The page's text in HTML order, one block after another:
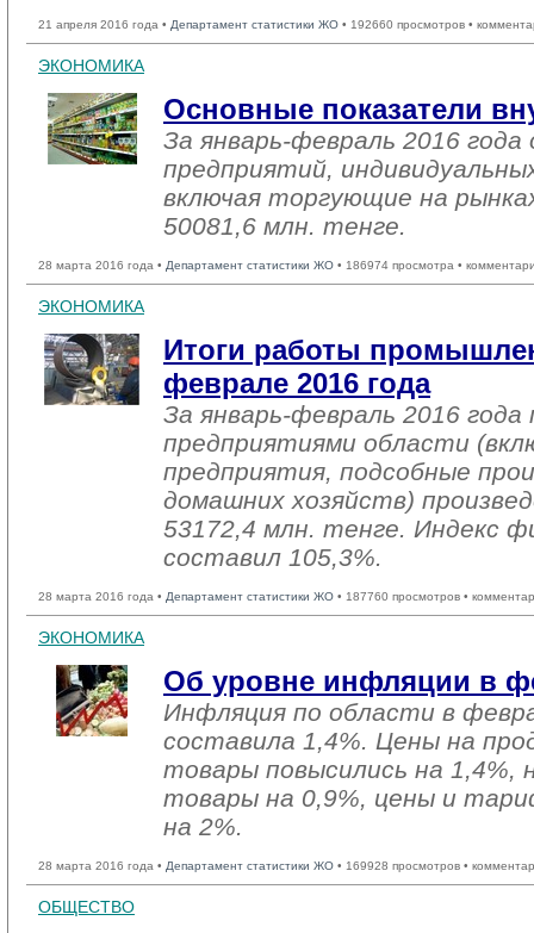
21 апреля 2016 года • Департамент статистики ЖО • 192660 просмотров •
ЭКОНОМИКА
Основные показатели
За январь-февраль 2016
предприятий,
включая торгующие на
50081,6 млн. тенге.
28 марта 2016 года • Департамент статистики ЖО • 186974 просмотра •
ЭКОНОМИКА
Итоги работы
феврале 2016 года
За январь-февраль 2016
предприятиями области
предприятия, подсобные
домашних хозяйств)
53172,4 млн. тенге. Индекс
составил 105,3%.
28 марта 2016 года • Департамент статистики ЖО • 187760 просмотров •
ЭКОНОМИКА
Об уровне инфляции в
Инфляция по области в
составила 1,4%. Цены на
товары повысились на 1,4%,
товары на 0,9%, цены и
на 2%.
28 марта 2016 года • Департамент статистики ЖО • 169928 просмотров •
ОБЩЕСТВО